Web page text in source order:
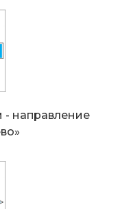
- направление